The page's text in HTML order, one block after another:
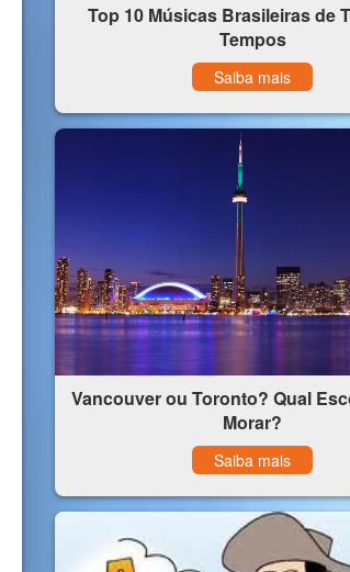
Top 10 Músicas Brasileiras de
Tempos
Saiba mais
Vancouver ou Toronto? Qual
Morar?
Saiba mais